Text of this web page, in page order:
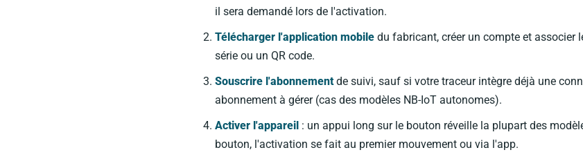
il sera demandé lors de l'activation.
Télécharger l'application mobile du fabricant, créer un compte et associer
série ou un QR code.
Souscrire l'abonnementde suivi, sauf si votre traceur intègre déjà une
abonnement à gérer (cas des modèles NB-IoT autonomes).
Activer l'appareil : un appui long sur le bouton réveille la plupart des
bouton, l'activation se fait au premier mouvement ou via l'app.